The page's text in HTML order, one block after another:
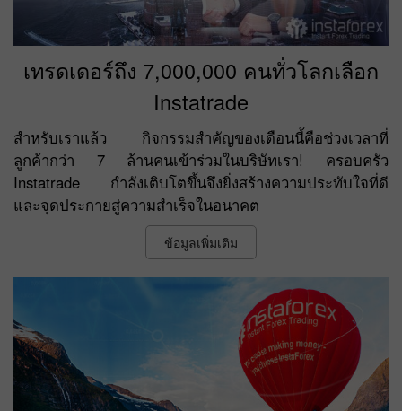
เทรดเดอร์ถึง 7,000,000 คนทั่วโลกเลือก
Instatrade
สำหรับเราแล้ว กิจกรรมสำคัญของเดือนนี้คือช่วงเวลาที่
ลูกค้ากว่า 7 ล้านคนเข้าร่วมในบริษัทเรา! ครอบครัว
Instatrade กำลังเติบโตขึ้นจึงยิ่งสร้างความประทับใจที่ดี
และจุดประกายสู่ความสำเร็จในอนาคต
ข้อมูลเพิ่มเติม